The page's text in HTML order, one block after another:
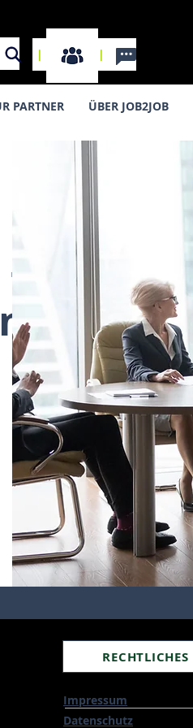
I I
PARTNER ÜBER JOB2JOB
RECHTLICHES
Impressum
Datenschutz